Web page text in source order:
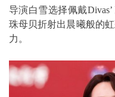
导演白雪选择佩戴
珠母贝折射出晨曦般的
力。